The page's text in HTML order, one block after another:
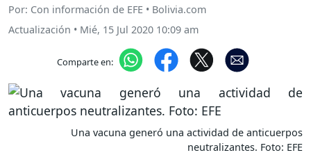
Por: Con información de EFE • Bolivia.com
Actualización • Mié, 15 Jul 2020 10:09 am
Comparte en:
Una vacuna generó una actividad de anticuerpos
neutralizantes. Foto: EFE